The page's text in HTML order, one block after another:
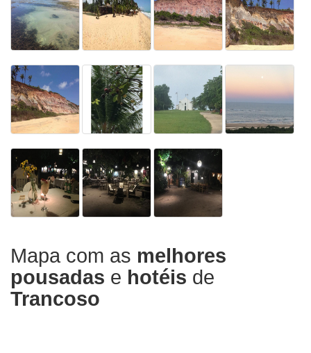
Mapa com as melhores
pousadas e hotéis de
Trancoso